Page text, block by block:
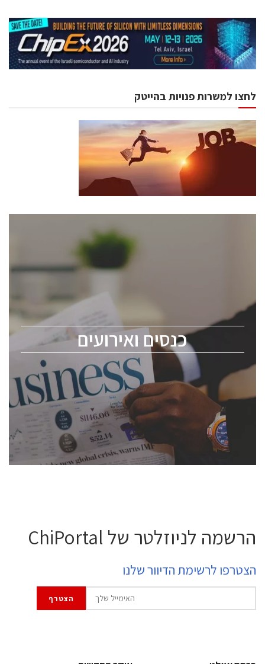
לחצו למשרות פנויות בהייטק
כנסים ואירועים
כנסים ואירועים
לכל העוסקים בתעשיית הסמיקונדקטור כולל מהנדסים,
מומחים מקצועיים ובכירים.
ChipEx2026 will be held on May 12-13, 2026. The
conference is intended for everyone involved in the
semiconductor industry, including engineers,
professional experts, and senior executives.
לחץ לפרטים
הרשמה לניוזלטר של ChiPortal
הצטרפו לרשימת הדיוור שלנו